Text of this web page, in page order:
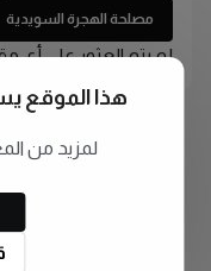
مصلحة الهجرة السويدية
لم يتم العثور على أي
هذا الموقع
لمزيد من